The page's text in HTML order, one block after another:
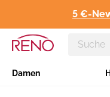
5 €-
Damen